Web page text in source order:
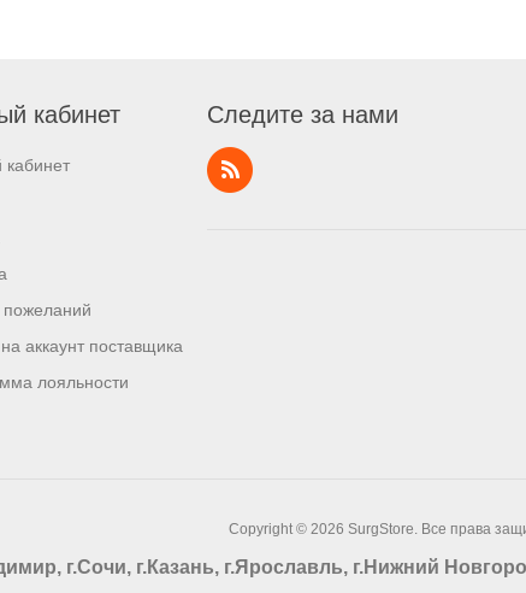
кабинет
кабинет
пожеланий
аккаунт поставщика
лояльности
Следите за нами
Copyright © 2026 SurgStore. Все права
г.Сочи, г.Казань, г.Ярославль, г.Нижний